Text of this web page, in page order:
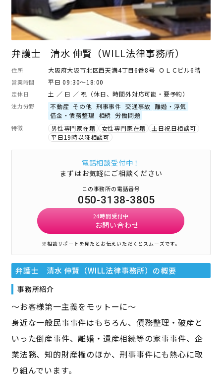
弁護士 清水 伸賢（WILL法律事務所）
住所 大阪府大阪市北区西天満4丁目6番8号 ＯＬＣビル6階
営業時間 平日 09:30～18:00
定休日 土 ／ 日 ／ 祝（休日、時間外対応可能・要予約）
注力分野 不動産 その他 刑事事件 交通事故 離婚・浮気
借金・債務整理
相続 労働問題
特徴 男性専門家在籍 女性専門家在籍
土日祝日相談可
平日19時以降相談可
電話相談受付中！
まずはお気軽にご相談ください
この事務所の電話番号
050-3138-3805
24時間受付中
お問い合わせ
※相談サポートを見たとお伝えいただくとスムーズです。
弁護士 清水 伸賢（WILL法律事務所） の概要
事務所紹介
～お客様第一主義をモットーに～
身近な一般民事事件はもちろん、債務整理・破産と
いった倒産事件、離婚・遺産相続等の家事事件、企
業法務、知的財産権のほか、刑事事件にも熱心に取
り組んでいます。